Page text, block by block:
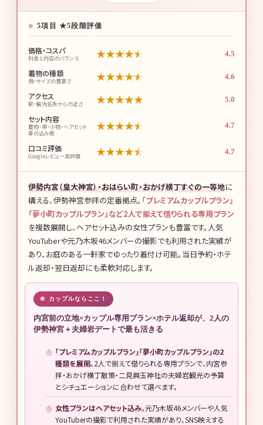
5項目 ★5段階評価
価格・コスパ
料金と内容のバランス ★★★★★ 4.5
着物の種類
柄・サイズの豊富さ ★★★★★ 4.6
アクセス
駅・観光名所からの近さ ★★★★★ 5.0
セット内容
着物・帯・小物・ヘアセット
等の込み度
★★★★★ 4.7
口コミ評価
Googleレビュー実評価 ★★★★★ 4.7
伊勢内宮（皇大神宮）・おはらい町・おかげ横丁すぐの一等地に
構える、伊勢神宮参拝の定番拠点。 「プレミアムカップルプラン」
「夢小町カップルプラン」など2人で揃えて借りられる専用プラン
を複数展開し、ヘアセット込みの女性プランも豊富です。人気
YouTuberや元乃木坂46メンバーの撮影でも利用された実績が
あり、お庭のある一軒家でゆったり着付け可能。当日予約・ホテ
ル返却・翌日返却にも柔軟対応します。
カップルならここ！
内宮前の立地×カップル専用プラン×ホテル返却が、2人の
伊勢神宮＋夫婦岩デートで最も活きる
「プレミアムカップルプラン」「夢小町カップルプラン」の2
種類を展開。2人で揃えて借りられる専用プランで、内宮参
拝・おかげ横丁散策・二見興玉神社の夫婦岩観光の予算
とシチュエーションに合わせて選べます。
女性プランはヘアセット込み。元乃木坂46メンバーや人気
YouTuberの撮影で利用された実績があり、SNS映えする